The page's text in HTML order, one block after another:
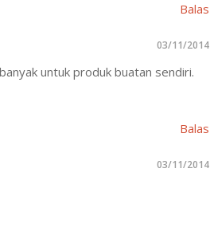
Balas
03/11/2014
untuk produk buatan sendiri.
Balas
03/11/2014